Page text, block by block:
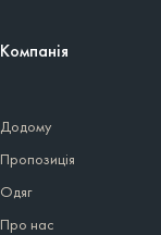
Компанія
Додому
Пропозиція
Одяг
Про нас